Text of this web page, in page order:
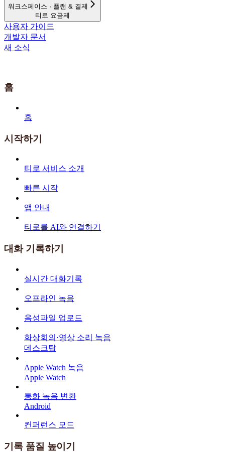
워크스페이스 · 플랜 & 결제
티로 요금제
사용자 가이드
개발자 문서
새 소식
홈
홈
시작하기
티로 서비스 소개
빠른 시작
앱 안내
티로를 AI와 연결하기
대화 기록하기
실시간 대화기록
오프라인 녹음
음성파일 업로드
화상회의·영상 소리 녹음
데스크탑
Apple Watch 녹음
Apple Watch
통화 녹음 변환
Android
컨퍼런스 모드
기록 품질 높이기